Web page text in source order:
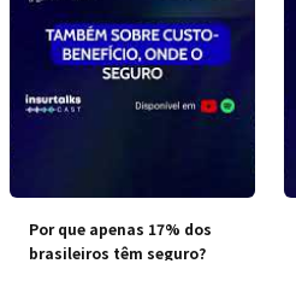
Por que apenas 17% dos
brasileiros têm seguro?